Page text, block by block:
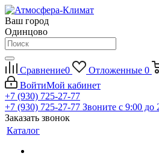
Ваш город
Одинцово
Сравнение0 Отложенные 0
ВойтиМой кабинет
+7 (930) 725-27-77
+7 (930) 725-27-77 Звоните с 9:00 до
Заказать звонок
Каталог